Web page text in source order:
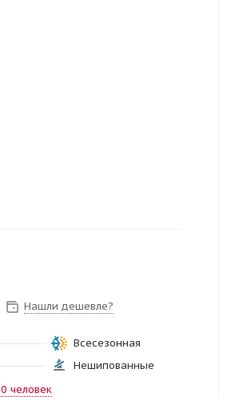
Нашли дешевле?
Всесезонная
Нешипованные
0 человек